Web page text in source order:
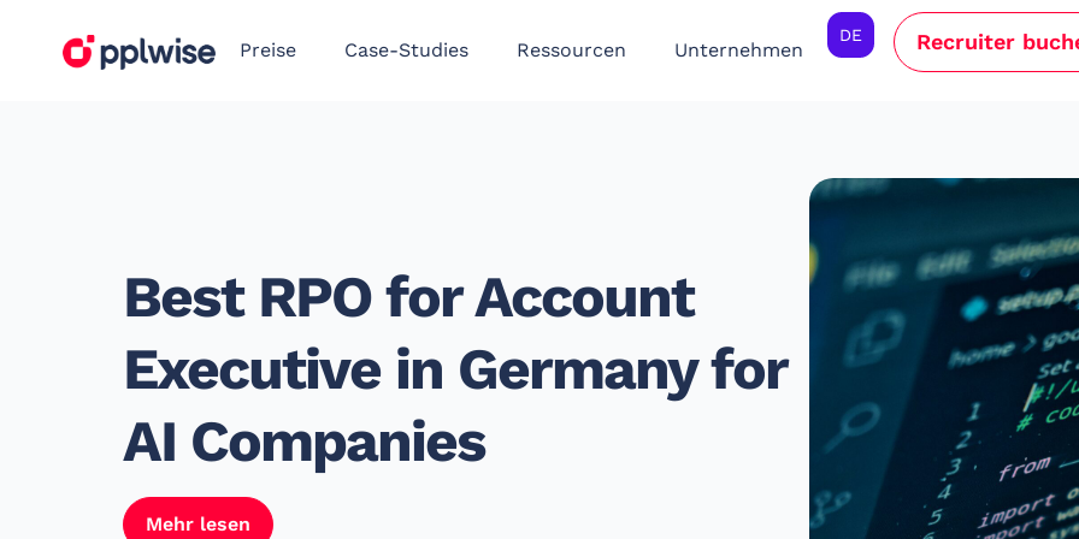
Preise Case-Studies Ressourcen Unternehmen
DE Recruiter
Best RPO for Account
Executive in Germany for
AI Companies
Mehr lesen